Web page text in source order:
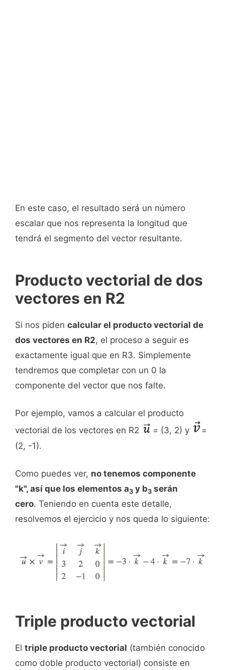
En este caso, el resultado será un número
escalar que nos representa la longitud que
tendrá el segmento del vector resultante.
Producto vectorial de dos
vectores en R2
Si nos piden calcular el producto vectorial de
dos vectores en R2, el proceso a seguir es
exactamente igual que en R3. Simplemente
tendremos que completar con un 0 la
componente del vector que nos falte.
Por ejemplo, vamos a calcular el producto
vectorial de los vectores en R2
= (3, 2) y
=
(2, -1).
Como puedes ver, no tenemos componente
"k", así que los elementos a3 y b3 serán
cero. Teniendo en cuenta este detalle,
resolvemos el ejercicio y nos queda lo siguiente:
Triple producto vectorial
El triple producto vectorial (también conocido
como doble producto vectorial) consiste en